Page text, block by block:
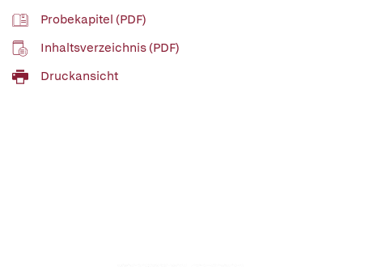
Probekapitel (PDF)
Inhaltsverzeichnis (PDF)
Druckansicht